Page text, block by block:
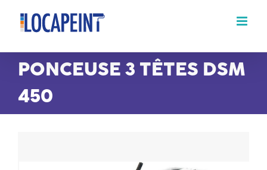
Passer
contenu
PONCEUSE 3 TÊTES DSM
450